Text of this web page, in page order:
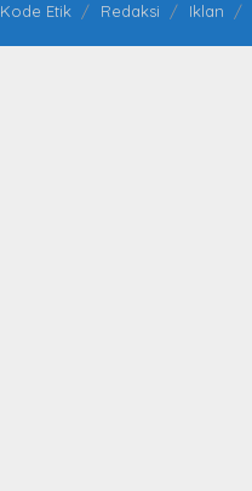
Kode Etik Redaksi Iklan